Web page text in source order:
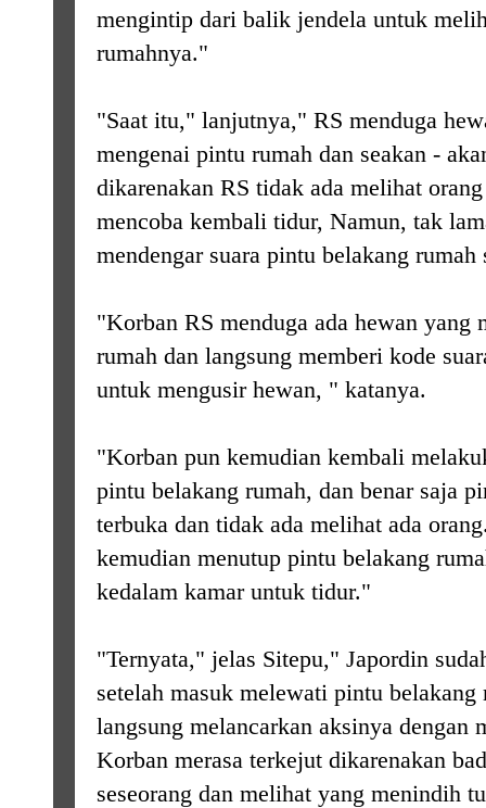
mengintip dari balik jendela untuk
rumahnya."
"Saat itu," lanjutnya," RS menduga
mengenai pintu rumah dan seakan -
dikarenakan RS tidak ada melihat
mencoba kembali tidur, Namun, tak
mendengar suara pintu belakang
"Korban RS menduga ada hewan yang
rumah dan langsung memberi kode
untuk mengusir hewan, " katanya.
"Korban pun kemudian kembali
pintu belakang rumah, dan benar saja
terbuka dan tidak ada melihat ada
kemudian menutup pintu belakang
kedalam kamar untuk tidur."
"Ternyata," jelas Sitepu," Japordin
setelah masuk melewati pintu belakang
langsung melancarkan aksinya dengan
Korban merasa terkejut dikarenakan
seseorang dan melihat yang menindih